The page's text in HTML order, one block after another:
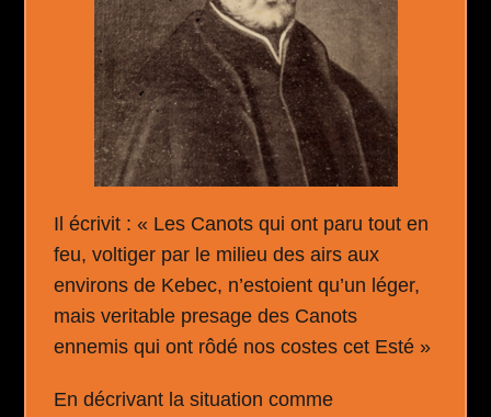
Il écrivit : « Les Canots qui ont paru tout en
feu, voltiger par le milieu des airs aux
environs de Kebec, n’estoient qu’un léger,
mais veritable presage des Canots
ennemis qui ont rôdé nos costes cet Esté »
En décrivant la situation comme